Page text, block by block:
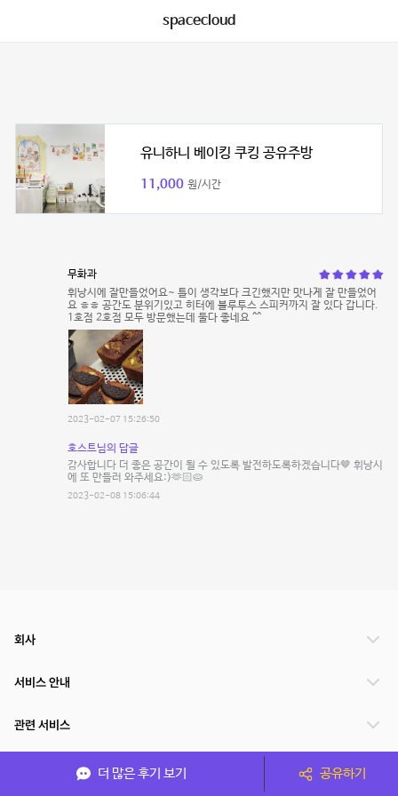
spacecloud
유니하니 베이킹 쿠킹 공유주방
11,000 원/시간
무화과
휘낭시에 잘만들었어요~ 틀이 생각보다 크긴했지만 맛나게 잘 만들었어
요 ㅎㅎ 공간도 분위기있고 히터에 블루투스 스피커까지 잘 있다 갑니다.
1호점 2호점 모두 방문했는데 둘다 좋네요 ^^
2023-02-07 15:26:50
호스트님의 답글
감사합니다 더 좋은 공간이 될 수 있도록 발전하도록하겠습니다🤎 휘낭시
에 또 만들러 와주세요:)🫶🏻🥧
2023-02-08 15:06:44
더 많은 후기 보기 공유하기
회사
서비스 안내
관련 서비스